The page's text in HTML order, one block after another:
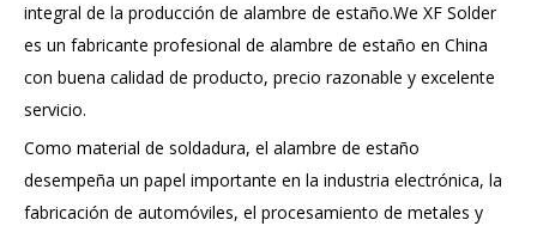
integral de la producción de alambre de estaño.We XF Solder
es un fabricante profesional de alambre de estaño en China
con buena calidad de producto, precio razonable y excelente
servicio.
Como material de soldadura, el alambre de estaño
desempeña un papel importante en la industria electrónica, la
fabricación de automóviles, el procesamiento de metales y